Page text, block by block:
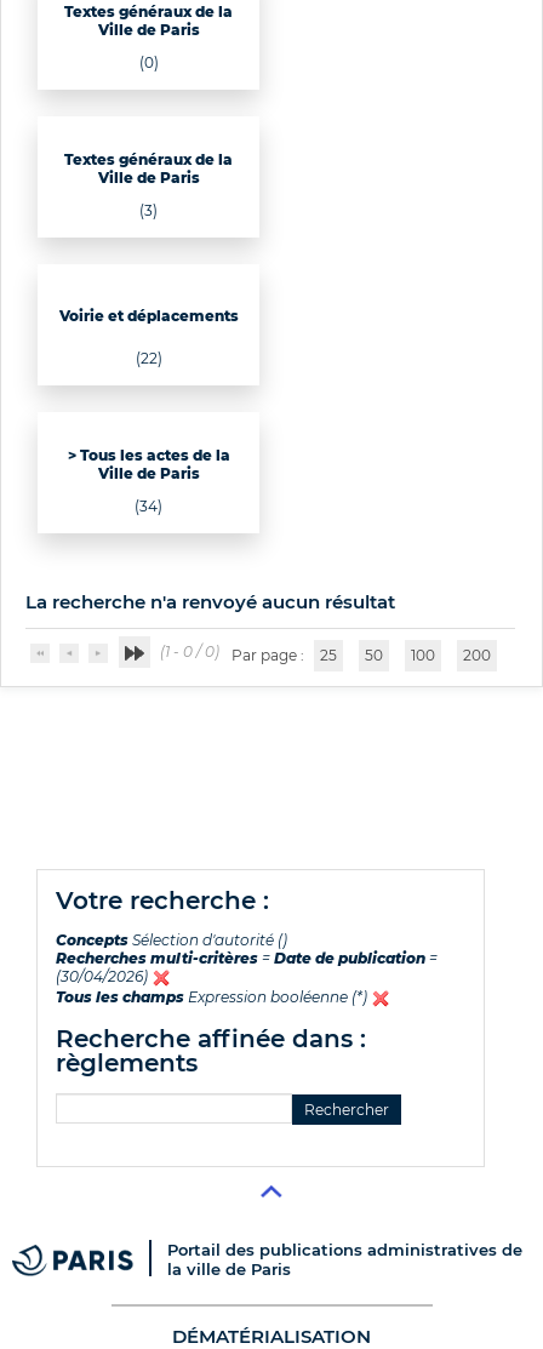
Textes généraux de la
Ville de Paris
(0)
Textes généraux de la
Ville de Paris
(3)
Voirie et déplacements
(22)
> Tous les actes de la
Ville de Paris
(34)
La recherche n'a renvoyé aucun résultat
(1 - 0 / 0) Par page : 25 50 100 200
votre recherche :
Concepts Sélection d'autorité ()
Recherches multi-critères = Date de publication =
(30/04/2026)
Tous les champs Expression booléenne (*)
recherche affinée dans :
règlements
Portail des publications administratives de
la ville de Paris
DÉMATÉRIALISATION